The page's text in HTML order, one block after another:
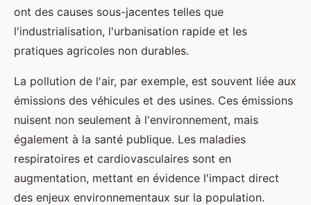
ont des causes sous-jacentes telles que
l'industrialisation, l'urbanisation rapide et les
pratiques agricoles non durables.
La pollution de l'air, par exemple, est souvent liée aux
émissions des véhicules et des usines. Ces émissions
nuisent non seulement à l'environnement, mais
également à la santé publique. Les maladies
respiratoires et cardiovasculaires sont en
augmentation, mettant en évidence l'impact direct
des enjeux environnementaux sur la population.